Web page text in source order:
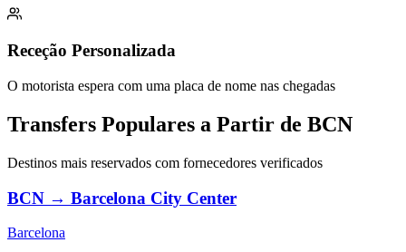
Receção Personalizada
O motorista espera com uma placa de nome nas chegadas
Transfers Populares a Partir de BCN
Destinos mais reservados com fornecedores verificados
BCN → Barcelona City Center
Barcelona